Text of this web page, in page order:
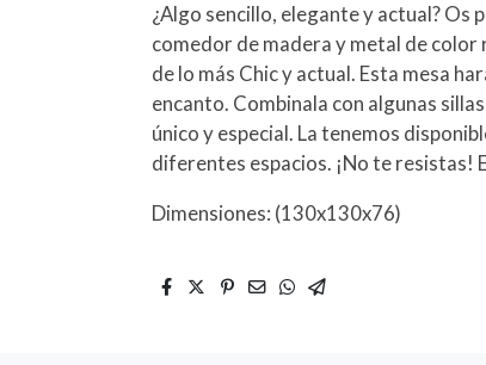
¿Algo sencillo, elegante y actual? Os
comedor de madera y metal de
de lo más Chic y actual. Esta mesa
encanto. Combinala con algunas
único y especial. La tenemos
diferentes espacios. ¡No te resistas!
Dimensiones: (130x130x76)